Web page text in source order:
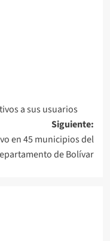
a sus usuarios
Siguiente:
en 45 municipios del
de Bolívar